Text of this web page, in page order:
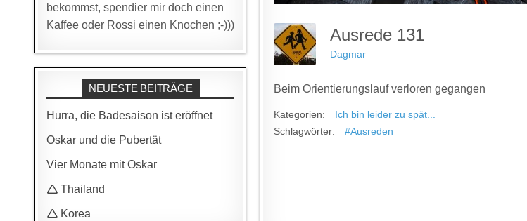
Ausrede 131
Dagmar
Beim Orientierungslauf verloren gegangen
Kategorien:
Ich bin leider zu spät...
Schlagwörter:
#Ausreden
bekommst, spendier mir doch einen
Kaffee oder Rossi einen Knochen ;-)))
NEUESTE BEITRÄGE
Hurra, die Badesaison ist eröffnet
Oskar und die Pubertät
Vier Monate mit Oskar
🛆 Thailand
🛆 Korea